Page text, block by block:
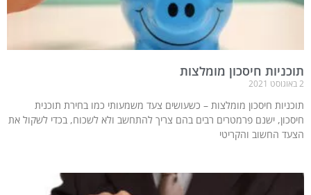
תוכניות חיסכון מומלצות
2 באוגוסט 2021
תוכניות חיסכון מומלצות – כשעושים צעד משמעותי כמו בחירת תוכנית
חיסכון, ישנם פרמטרים רבים בהם צריך להתחשב ולא לשכוח, בכדי לשקול את
הצעד החשוב והקריטי